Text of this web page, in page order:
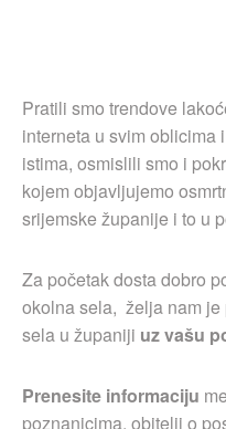
Pratili smo trendove
interneta u svim oblicima
istima, osmislili smo i
kojem objavljujemo
srijemske županije i to u
Za početak dosta dobro
okolna sela, želja nam je
sela u županiji uz vašu
Prenesite informaciju
poznanicima, obitelji o